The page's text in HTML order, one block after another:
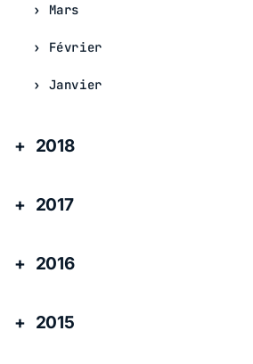
Mars
Février
Janvier
2018
2017
2016
2015